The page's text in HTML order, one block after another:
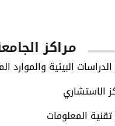
مراكز
البيئية والموارد
الاستشاري
المعلومات